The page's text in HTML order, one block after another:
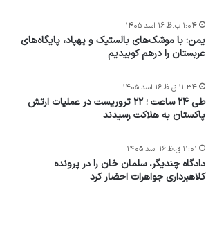
یمن: با موشک‌های بالستیک و پهپاد، پایگاه‌های
عربستان را درهم کوبیدیم
۱:۰۴ ب.ظ ۱۶ اسد ۱۴۰۵
طی ۲۴ ساعت ؛ ۲۲ تروریست در عملیات ارتش
پاکستان به هلاکت رسیدند
۱۱:۳۴ ق.ظ ۱۶ اسد ۱۴۰۵
دادگاه چندیگر، سلمان خان را در پرونده
کلاهبرداری جواهرات احضار کرد
۱۱:۰۱ ق.ظ ۱۶ اسد ۱۴۰۵